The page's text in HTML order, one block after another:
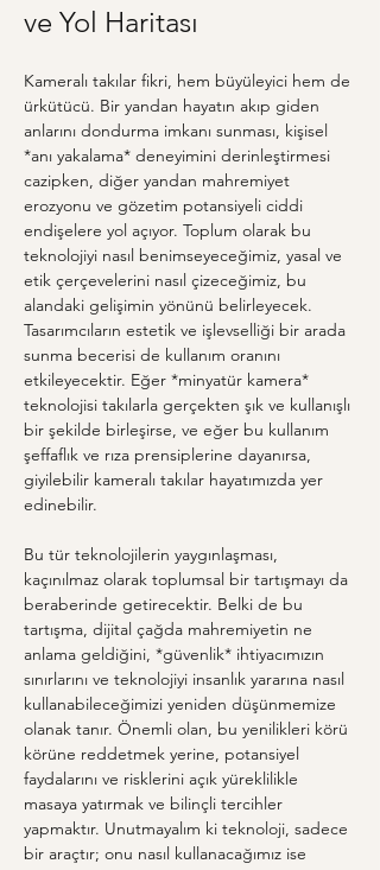
ve Yol Haritası
Kameralı takılar fikri, hem büyüleyici hem de
ürkütücü. Bir yandan hayatın akıp giden
anlarını dondurma imkanı sunması, kişisel
*anı yakalama* deneyimini derinleştirmesi
cazipken, diğer yandan mahremiyet
erozyonu ve gözetim potansiyeli ciddi
endişelere yol açıyor. Toplum olarak bu
teknolojiyi nasıl benimseyeceğimiz, yasal ve
etik çerçevelerini nasıl çizeceğimiz, bu
alandaki gelişimin yönünü belirleyecek.
Tasarımcıların estetik ve işlevselliği bir arada
sunma becerisi de kullanım oranını
etkileyecektir. Eğer *minyatür kamera*
teknolojisi takılarla gerçekten şık ve kullanışlı
bir şekilde birleşirse, ve eğer bu kullanım
şeffaflık ve rıza prensiplerine dayanırsa,
giyilebilir kameralı takılar hayatımızda yer
edinebilir.
Bu tür teknolojilerin yaygınlaşması,
kaçınılmaz olarak toplumsal bir tartışmayı da
beraberinde getirecektir. Belki de bu
tartışma, dijital çağda mahremiyetin ne
anlama geldiğini, *güvenlik* ihtiyacımızın
sınırlarını ve teknolojiyi insanlık yararına nasıl
kullanabileceğimizi yeniden düşünmemize
olanak tanır. Önemli olan, bu yenilikleri körü
körüne reddetmek yerine, potansiyel
faydalarını ve risklerini açık yüreklilikle
masaya yatırmak ve bilinçli tercihler
yapmaktır. Unutmayalım ki teknoloji, sadece
bir araçtır; onu nasıl kullanacağımız ise